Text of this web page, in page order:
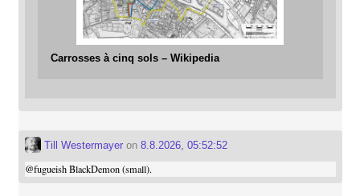
Carrosses à cinq sols – Wikipedia
Till Westermayeron 8.8.2026, 05:52:52
@fugueishBlackDemon (small).